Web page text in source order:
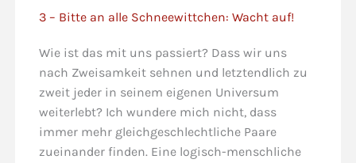
3 – Bitte an alle Schneewittchen: Wacht auf!
Wie ist das mit uns passiert? Dass wir uns
nach Zweisamkeit sehnen und letztendlich zu
zweit jeder in seinem eigenen Universum
weiterlebt? Ich wundere mich nicht, dass
immer mehr gleichgeschlechtliche Paare
zueinander finden. Eine logisch-menschliche